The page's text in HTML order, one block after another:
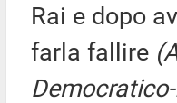
Rai e dopo
farla fallire